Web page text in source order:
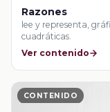
Razones
lee y representa,
cuadráticas.
Ver contenido
CONTENIDO